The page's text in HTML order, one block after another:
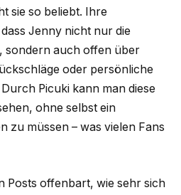
sie so beliebt. Ihre
Jenny nicht nur die
sondern auch offen über
oder persönliche
Picuki kann man diese
ohne selbst ein
zu müssen – was vielen Fans
Posts offenbart, wie sehr sich